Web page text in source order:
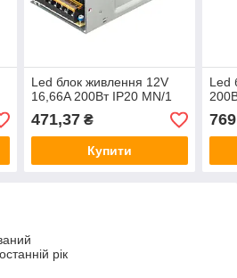
Led блок живлення 12V
16,66A 200Вт IP20 MN/1
471,37₴
Купити
Led
рік